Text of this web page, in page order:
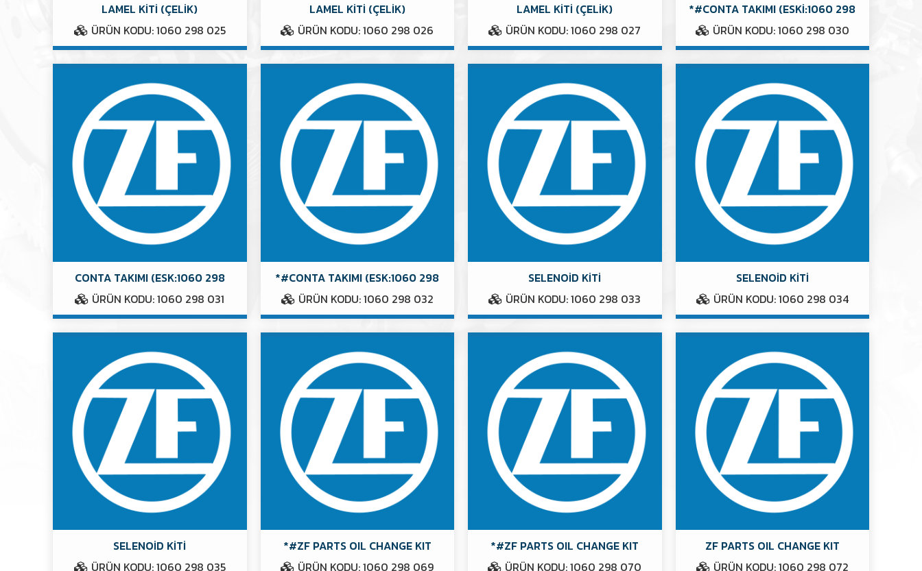
LAMEL KİTİ (ÇELİK)
ÜRÜN KODU: 1060 298 025
LAMEL KİTİ (ÇELİK)
ÜRÜN KODU: 1060 298 026
LAMEL KİTİ (ÇELİK)
ÜRÜN KODU: 1060 298 027
*#CONTA TAKIMI (ESKİ:1060 298
ÜRÜN KODU: 1060 298 030
CONTA TAKIMI (ESK:1060 298
ÜRÜN KODU: 1060 298 031
*#CONTA TAKIMI (ESK:1060 298
ÜRÜN KODU: 1060 298 032
SELENOİD KİTİ
ÜRÜN KODU: 1060 298 033
SELENOİD KİTİ
ÜRÜN KODU: 1060 298 034
SELENOİD KİTİ
ÜRÜN KODU: 1060 298 035
*#ZF PARTS OIL CHANGE KIT
ÜRÜN KODU: 1060 298 069
*#ZF PARTS OIL CHANGE KIT
ÜRÜN KODU: 1060 298 070
ZF PARTS OIL CHANGE KIT
ÜRÜN KODU: 1060 298 072